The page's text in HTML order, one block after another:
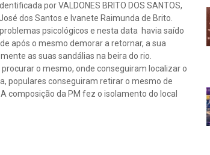
por VALDONES BRITO DOS SANTOS,
dos Santos e Ivanete Raimunda de Brito.
psicológicos e nesta data havia saído
após o mesmo demorar a retornar, a sua
as suas sandálias na beira do rio.
o mesmo, onde conseguiram localizar o
populares conseguiram retirar o mesmo de
composição da PM fez o isolamento do local